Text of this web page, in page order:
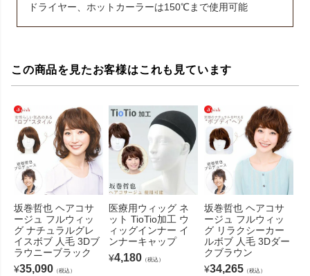
ドライヤー、ホットカーラーは150℃まで使用可能
この商品を見たお客様はこれも見ています
坂巻哲也 ヘアコサ
ージュ フルウィッ
グ ナチュラルグレ
イスボブ 人毛 3Dブ
ラウニーブラック
¥35,090 （税込）
医療用ウィッグ ネ
ット TioTio加工 ウ
ィッグインナー イ
ンナーキャップ
¥4,180 （税込）
坂巻哲也 ヘアコサ
ージュ フルウィッ
グ リラクシーカー
ルボブ 人毛 3Dダー
クブラウン
¥34,265（税込）